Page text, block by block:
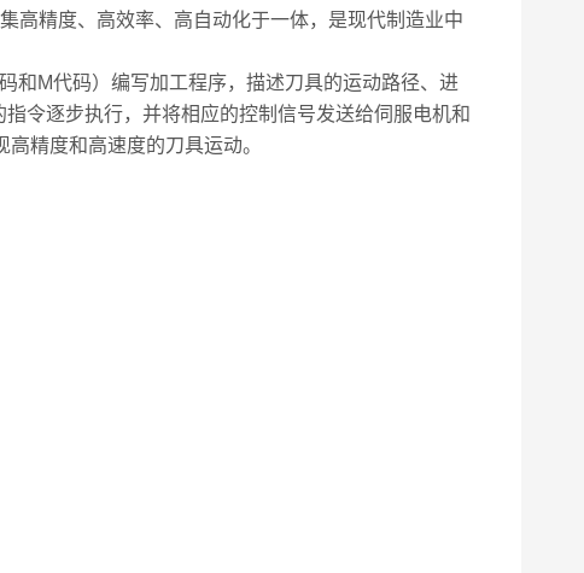
高精度、高效率、高自动化于一体，是现代制造业中
M代码）编写加工程序，描述刀具的运动路径、进
令逐步执行，并将相应的控制信号发送给伺服电机和
精度和高速度的刀具运动。